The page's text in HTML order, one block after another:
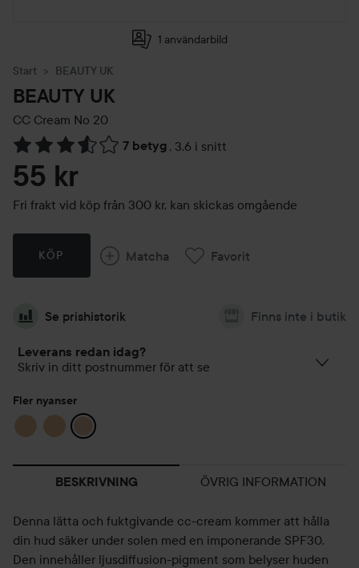
1 användarbild
Start BEAUTY UK
BEAUTY UK
CC Cream No 20
7 betyg , 3.6 i snitt
Hoppa till Betyg & kommentarer
55 kr
Fri frakt vid köp från 300 kr, kan skickas omgående
KÖP Matcha Favorit
Se prishistorik Finns inte i butik
Leverans redan idag?
Skriv in ditt postnummer för att se
Fler nyanser
BESKRIVNING ÖVRIG INFORMATION
Denna lätta och fuktgivande cc-cream kommer att hålla
din hud säker under solen med en imponerande SPF30.
Den innehåller ljusdiffusion-pigment som belyser huden